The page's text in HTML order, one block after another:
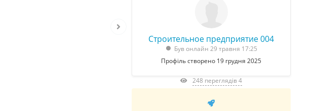
Строительное предприятие 004
Був онлайн 29 травня 17:25
Профіль створено 19 грудня 2025
248 переглядів 4